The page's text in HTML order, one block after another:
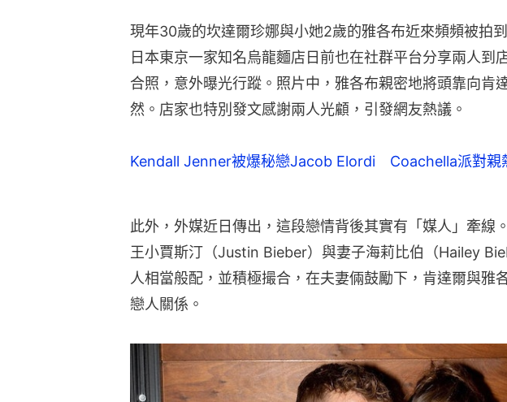
現年30歲的坎達爾珍娜與小她2歲的雅各布近來頻頻被拍
日本東京一家知名烏龍麵店日前也在社群平台分享兩人到
合照，意外曝光行蹤。照片中，雅各布親密地將頭靠向肯
然。店家也特別發文感謝兩人光顧，引發網友熱議。
Kendall Jenner被爆秘戀Jacob Elordi Coachella派對親
此外，外媒近日傳出，這段戀情背後其實有「媒人」牽線
王小賈斯汀（Justin Bieber）與妻子海莉比伯（Hailey
人相當般配，並積極撮合，在夫妻倆鼓勵下，肯達爾與雅
戀人關係。